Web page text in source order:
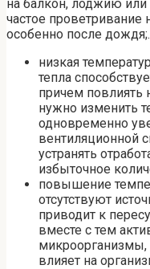
на балкон, лоджию или
частое проветривание
особенно после дождя;.
низкая
тепла
причем повлиять
нужно изменить
одновременно
вентиляционной
устранять
избыточное
повышение
отсутствуют
приводит к
вместе с тем
влияет на